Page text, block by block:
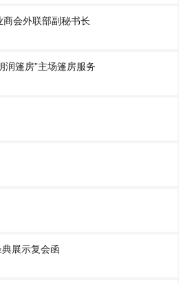
会外联部副秘书长
润篷房”主场篷房服务
展示复会函